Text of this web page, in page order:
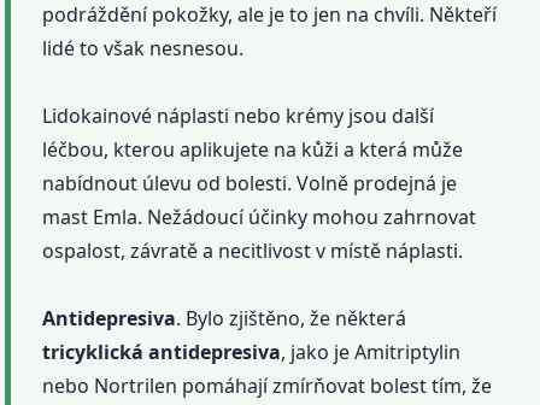
podráždění pokožky, ale je to jen na chvíli. Někteří
lidé to však nesnesou.
Lidokainové náplasti nebo krémy jsou další
léčbou, kterou aplikujete na kůži a která může
nabídnout úlevu od bolesti. Volně prodejná je
mast Emla. Nežádoucí účinky mohou zahrnovat
ospalost, závratě a necitlivost v místě náplasti.
Antidepresiva. Bylo zjištěno, že některá
tricyklická antidepresiva, jako je Amitriptylin
nebo Nortrilen pomáhají zmírňovat bolest tím, že